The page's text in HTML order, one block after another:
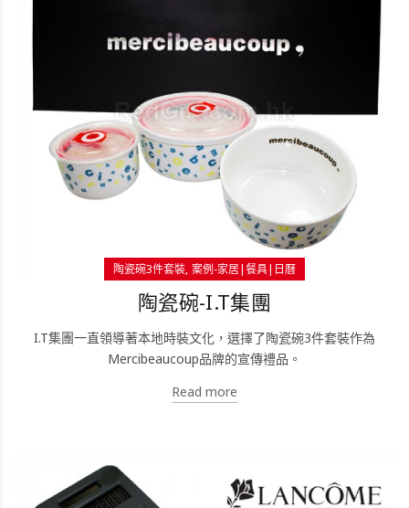
陶瓷碗3件套裝 案例-家居|餐具|日曆
陶瓷碗-I.T集團
I.T集團一直領導著本地時裝文化，選擇了陶瓷碗3件套裝作為
Mercibeaucoup品牌的宣傳禮品。
Read more